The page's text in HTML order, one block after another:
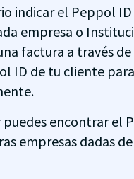
indicar el Peppol
empresa o
factura a través de
ID de tu cliente
encontrar el
empresas dadas